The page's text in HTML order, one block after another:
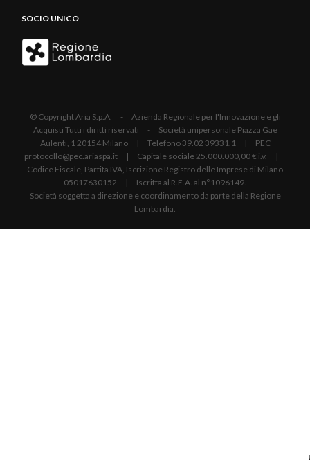
SOCIO UNICO
© Copyright Aria S.p.A. - Azienda Regionale per l'Innovazione e gli
Acquisti Tutti i diritti riservati - Società unipersonale Piazza Gae
Aulenti, 1 20154 Milano | Telefono 39.02 39331.1 | PEC
protocollo@pec.ariaspa.it | Capitale sociale 25.000.000,00 € i.v. |
Codice Fiscale, Partita IVA, Iscrizione Registro delle Imprese di Milano
05017630152 | Iscritta al R.E.A. al n°1096149.
Società soggetta a direzione e coordinamento da parte della Regione
Lombardia.